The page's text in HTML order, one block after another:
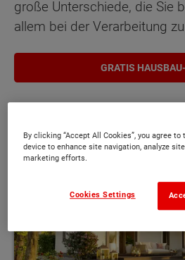
große Unterschiede, die Sie
allem bei der Verarbeitung
GRATIS
By clicking “Accept All Cookies”, you agree
device to enhance site navigation, analyze
marketing efforts.
Cookies Settings